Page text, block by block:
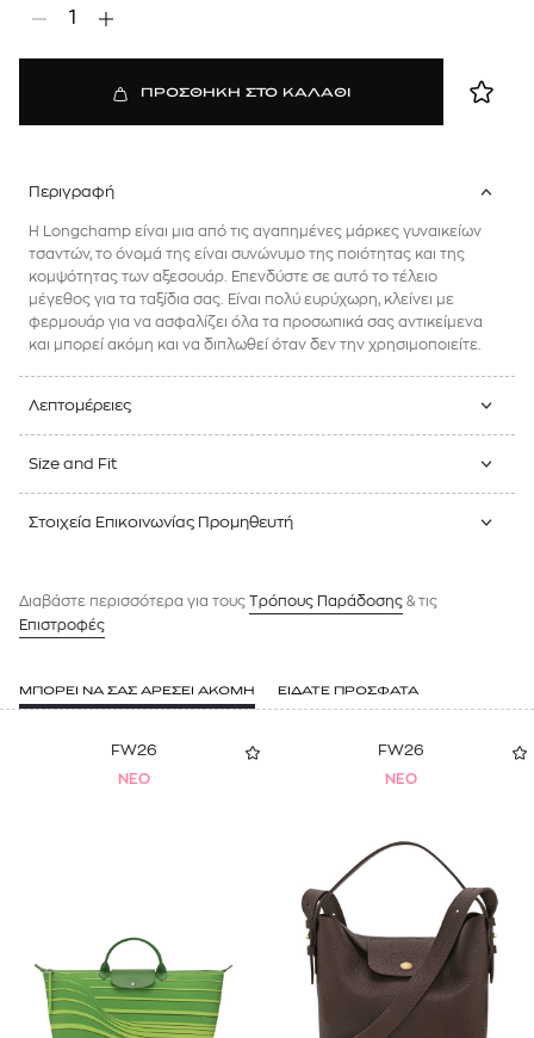
1
ΠΡΟΣΘΗΚΗ ΣΤΟ ΚΑΛΑΘΙ
Περιγραφή
Η Longchamp είναι μια από τις αγαπημένες μάρκες γυναικείων
τσαντών, το όνομά της είναι συνώνυμο της ποιότητας και της
κομψότητας των αξεσουάρ. Επενδύστε σε αυτό το τέλειο
μέγεθος για τα ταξίδια σας. Είναι πολύ ευρύχωρη, κλείνει με
φερμουάρ για να ασφαλίζει όλα τα προσωπικά σας αντικείμενα
και μπορεί ακόμη και να διπλωθεί όταν δεν την χρησιμοποιείτε.
Λεπτομέρειες
Size and Fit
Στοιχεία Επικοινωνίας Προμηθευτή
Διαβάστε περισσότερα για τους Tρόπους Παράδοσης & τις
Επιστροφές
ΜΠΟΡΕΙ ΝΑ ΣΑΣ ΑΡΕΣΕΙ ΑΚΟΜΗ ΕΙΔΑΤΕ ΠΡΟΣΦΑΤΑ
FW26
NEO
FW26
NEO